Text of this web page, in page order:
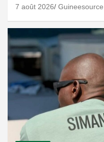
7 août 2026 Guineesource